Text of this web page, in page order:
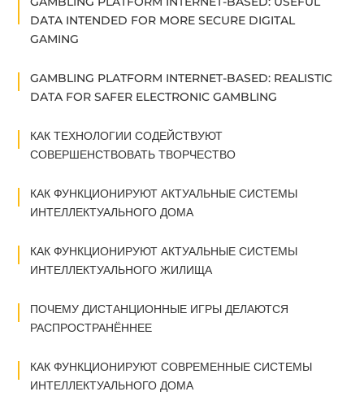
DATA INTENDED FOR MORE SECURE DIGITAL
GAMING
GAMBLING PLATFORM INTERNET-BASED: REALISTIC
DATA FOR SAFER ELECTRONIC GAMBLING
КАК ТЕХНОЛОГИИ СОДЕЙСТВУЮТ
СОВЕРШЕНСТВОВАТЬ ТВОРЧЕСТВО
КАК ФУНКЦИОНИРУЮТ АКТУАЛЬНЫЕ СИСТЕМЫ
ИНТЕЛЛЕКТУАЛЬНОГО ДОМА
КАК ФУНКЦИОНИРУЮТ АКТУАЛЬНЫЕ СИСТЕМЫ
ИНТЕЛЛЕКТУАЛЬНОГО ЖИЛИЩА
ПОЧЕМУ ДИСТАНЦИОННЫЕ ИГРЫ ДЕЛАЮТСЯ
РАСПРОСТРАНЁННЕЕ
КАК ФУНКЦИОНИРУЮТ СОВРЕМЕННЫЕ СИСТЕМЫ
ИНТЕЛЛЕКТУАЛЬНОГО ДОМА